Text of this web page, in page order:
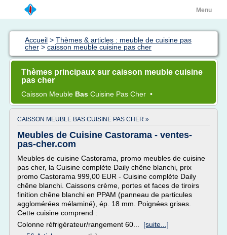
Menu
Accueil > Thèmes & articles : meuble de cuisine pas
cher > caisson meuble cuisine pas cher
Thèmes principaux sur caisson meuble cuisine
pas cher
Caisson Meuble Bas Cuisine Pas Cher •
CAISSON MEUBLE BAS CUISINE PAS CHER »
Meubles de Cuisine Castorama - ventes-
pas-cher.com
Meubles de cuisine Castorama, promo meubles de cuisine
pas cher, la Cuisine complète Daily chêne blanchi, prix
promo Castorama 999,00 EUR - Cuisine complète Daily
chêne blanchi. Caissons crème, portes et faces de tiroirs
finition chêne blanchi en PPAM (panneau de particules
agglomérées mélaminé), ép. 18 mm. Poignées grises.
Cette cuisine comprend :
Colonne réfrigérateur/rangement 60... [suite...]